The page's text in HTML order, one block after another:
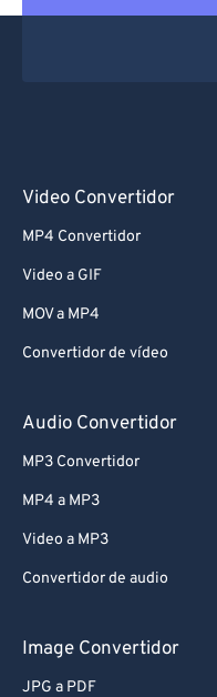
Video Convertidor
MP4 Convertidor
Video a GIF
MOV a MP4
Convertidor de vídeo
Audio Convertidor
MP3 Convertidor
MP4 a MP3
Video a MP3
Convertidor de audio
Image Convertidor
JPG a PDF